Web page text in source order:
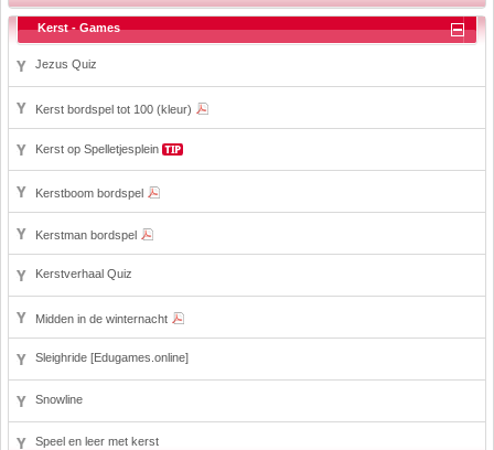
Kerst - Games
Jezus Quiz
Kerst bordspel tot 100 (kleur)
Kerst op Spelletjesplein
Kerstboom bordspel
Kerstman bordspel
Kerstverhaal Quiz
Midden in de winternacht
Sleighride [Edugames.online]
Snowline
Speel en leer met kerst